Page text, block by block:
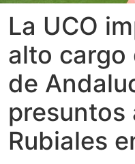
La UCO
alto cargo
de
presuntos
Rubiales